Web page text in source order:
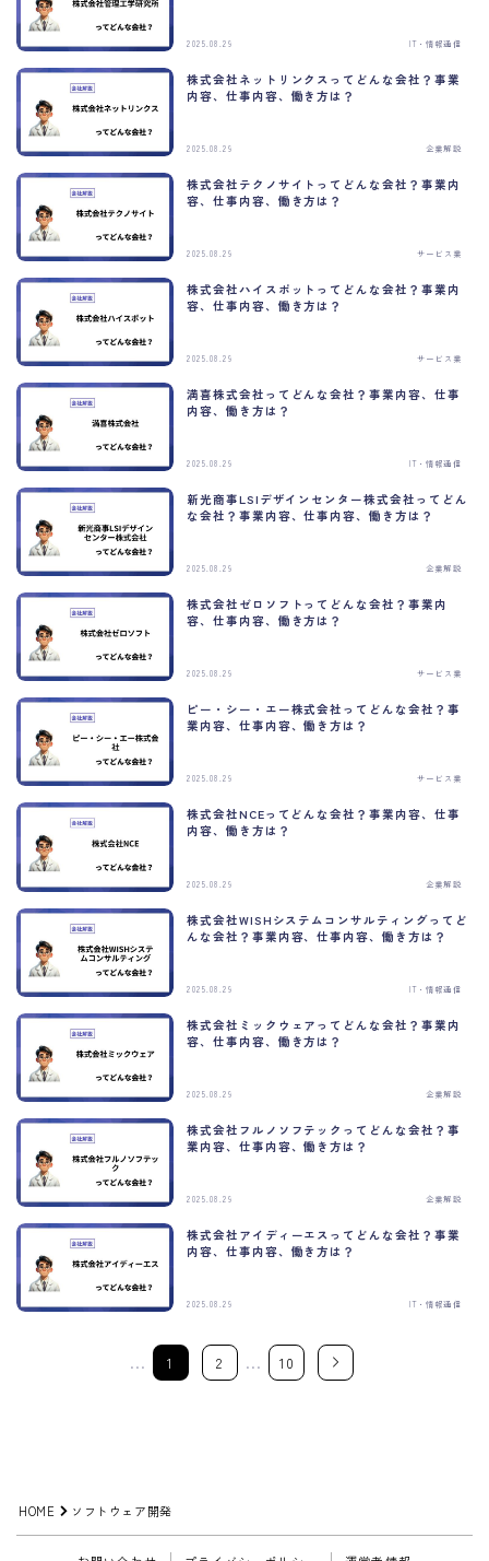
2025.08.29 IT・情報通信
株式会社ネットリンクスってどんな会社？事業
内容、仕事内容、働き方は？
2025.08.29 企業解説
株式会社テクノサイトってどんな会社？事業内
容、仕事内容、働き方は？
2025.08.29 サービス業
株式会社ハイスポットってどんな会社？事業内
容、仕事内容、働き方は？
2025.08.29 サービス業
満喜株式会社ってどんな会社？事業内容、仕事
内容、働き方は？
2025.08.29 IT・情報通信
新光商事LSIデザインセンター株式会社ってどん
な会社？事業内容、仕事内容、働き方は？
2025.08.29 企業解説
株式会社ゼロソフトってどんな会社？事業内
容、仕事内容、働き方は？
2025.08.29 サービス業
ピー・シー・エー株式会社ってどんな会社？事
業内容、仕事内容、働き方は？
2025.08.29 サービス業
株式会社NCEってどんな会社？事業内容、仕事
内容、働き方は？
2025.08.29 企業解説
株式会社WISHシステムコンサルティングってど
んな会社？事業内容、仕事内容、働き方は？
2025.08.29 IT・情報通信
株式会社ミックウェアってどんな会社？事業内
容、仕事内容、働き方は？
2025.08.29 企業解説
株式会社フルノソフテックってどんな会社？事
業内容、仕事内容、働き方は？
2025.08.29 企業解説
株式会社アイディーエスってどんな会社？事業
内容、仕事内容、働き方は？
2025.08.29 IT・情報通信
… 1 2 … 10
HOME ソフトウェア開発